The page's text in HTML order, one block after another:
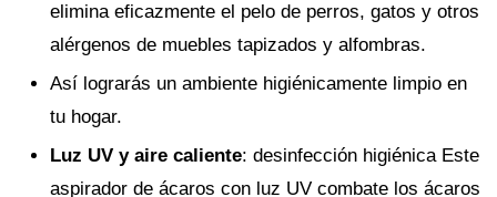
elimina eficazmente el pelo de perros, gatos y otros
alérgenos de muebles tapizados y alfombras.
Así lograrás un ambiente higiénicamente limpio en
tu hogar.
Luz UV y aire caliente: desinfección higiénica Este
aspirador de ácaros con luz UV combate los ácaros